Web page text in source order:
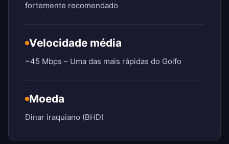
fortemente recomendado
Velocidade média
~45 Mbps – Uma das mais rápidas do Golfo
Moeda
Dinar iraquiano (BHD)